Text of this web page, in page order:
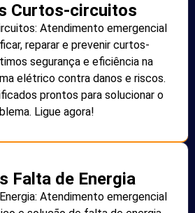
Curtos-circuitos
Atendimento emergencial
reparar e prevenir curtos-
segurança e eficiência na
elétrico contra danos e riscos.
prontos para solucionar o
Ligue agora!
Falta de Energia
Atendimento emergencial